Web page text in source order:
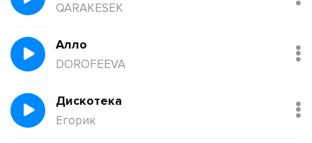
QARAKESEK
Алло
DOROFEEVA
Дискотека
Егорик